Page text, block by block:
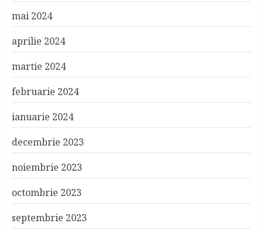
mai 2024
aprilie 2024
martie 2024
februarie 2024
ianuarie 2024
decembrie 2023
noiembrie 2023
octombrie 2023
septembrie 2023